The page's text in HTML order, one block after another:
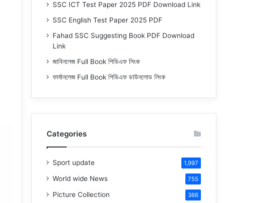
SSC ICT Test Paper 2025 PDF Download Link
SSC English Test Paper 2025 PDF
Fahad SSC Suggesting Book PDF Download
Link
জাবিনলেজ Full Book পিডিএফ লিংক
ফার্মানলেজ Full Book পিডিএফ ডাউনলোড লিংক
Categories
Sport update 1,997
World wide News 755
Picture Collection 366